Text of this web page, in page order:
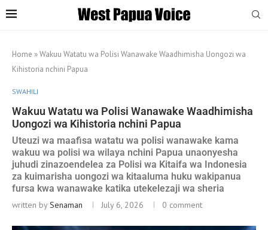
Home »Wakuu Watatu wa Polisi Wanawake Waadhimisha Uongozi wa
Kihistoria nchini Papua
SWAHILI
Wakuu Watatu wa Polisi Wanawake Waadhimisha
Uongozi wa Kihistoria nchini Papua
Uteuzi wa maafisa watatu wa polisi wanawake kama
wakuu wa polisi wa wilaya nchini Papua unaonyesha
juhudi zinazoendelea za Polisi wa Kitaifa wa Indonesia
za kuimarisha uongozi wa kitaaluma huku wakipanua
fursa kwa wanawake katika utekelezaji wa sheria
written bySenaman July 6, 2026 0 comment